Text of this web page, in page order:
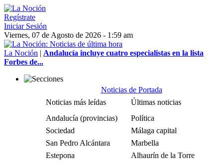
Regístrate
Iniciar Sesión
Viernes, 07 de Agosto de 2026 - 1:59 am
La Noción | Andalucía incluye cuatro especialistas en la lista
Forbes de...
Noticias de Portada
Noticias más leídas
Últimas noticias
Andalucía (provincias)
Política
Sociedad
Málaga capital
San Pedro Alcántara
Marbella
Estepona
Alhaurín de la Torre